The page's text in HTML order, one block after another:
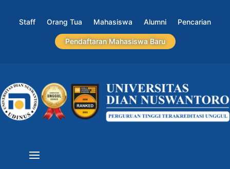
Staff Orang Tua Mahasiswa Alumni Pencarian
Pendaftaran Mahasiswa Baru